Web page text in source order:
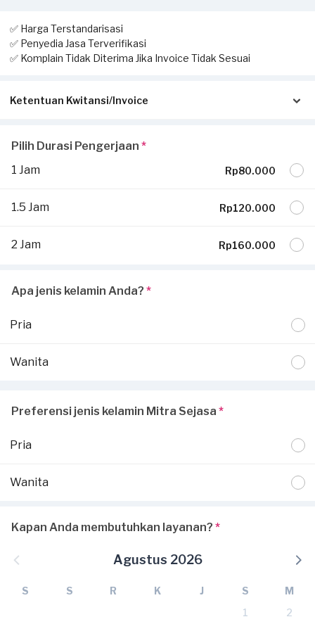
✅ Harga Terstandarisasi
✅ Penyedia Jasa Terverifikasi
✅ Komplain Tidak Diterima Jika Invoice Tidak Sesuai
Ketentuan Kwitansi/Invoice
Pastikan kwitansi/invoice yang diterbitkan dari Sejasa sesuai
dengan pengerjaan sesungguhnya di tempat Anda:
Jika tidak sesuai, komplain Anda tidak dapat dilayani dan
dilaporkan ke
Pilih Durasi Pengerjaan *
1 Jam
Rp80.000
1.5 Jam Rp120.000
2 Jam Rp160.000
Apa jenis kelamin Anda? *
Pria
Wanita
Preferensi jenis kelamin Mitra Sejasa *
Pria
Wanita
Kapan Anda membutuhkan layanan? *
Agustus 2026
S S R K J S
M
1
2